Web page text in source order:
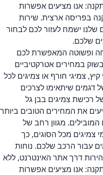
אנו מציעים אפשרות
88 נקודות התקנה בפריסה ארצית. שירות
שלנו ישמח לעזור לכם לבחור
שלכם.
ופשוטה המאפשרת לכם
במחירים אטרקטיביים
צמיגי חורף או צמיגים לכל
דגמים שיתאימו לצרכים
רכישת צמיגים בבן גל
את המחירים הטובים ביותר
מגוון רחב של
צמיגים מכל הסוגים, כך
עבור הרכב שלכם. נוחות
דרך אתר האינטרנט, ללא
אנו מציעים אפשרות